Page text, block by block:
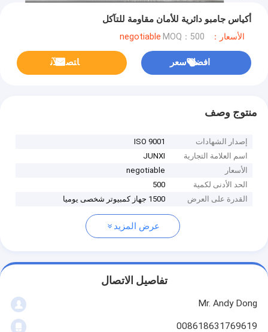
أكياس جامبو دائرية للأمان مقاومة للتآكل
الأسعار：negotiable MOQ：500
افضل سعر ﺎﺘﺼﻟ ﺍﻶﻧ
منتوج وصف
إصدار الشهادات
ISO 9001
اسم العلامة التجارية
JUNXI
الأسعار
negotiable
الحد الأدنى لكمية
500
القدرة على العرض
1500 جهاز كمبيوتر شخصى يوميا
عرض المزيد
تفاصيل الاتصال
Mr. Andy Dong
008618631769619